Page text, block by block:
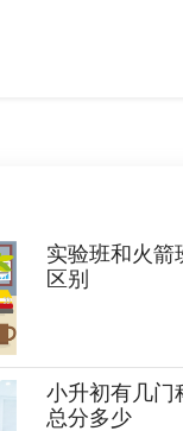
实验班和火箭
区别
小升初有几门
总分多少